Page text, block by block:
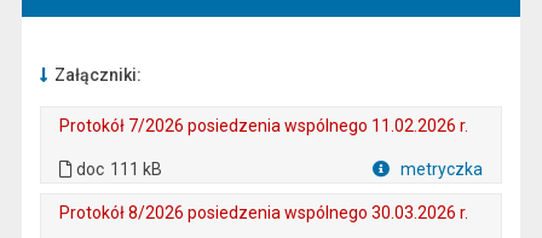
Załączniki:
Protokół 7/2026 posiedzenia wspólnego 11.02.2026 r.
doc 111 kB metryczka
Protokół 8/2026 posiedzenia wspólnego 30.03.2026 r.